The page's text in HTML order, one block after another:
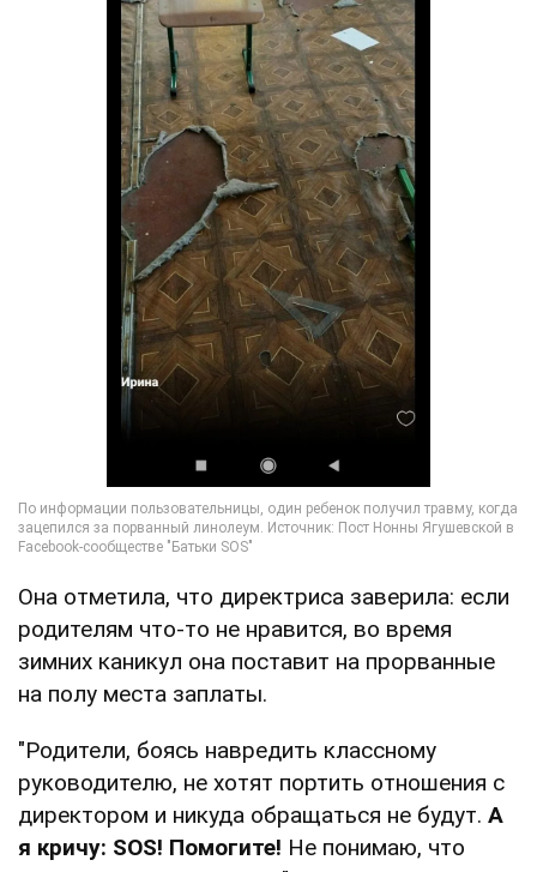
Она отметила, что директриса заверила: если
родителям что-то не нравится, во время
зимних каникул она поставит на прорванные
на полу места заплаты.
"Родители, боясь навредить классному
руководителю, не хотят портить отношения с
директором и никуда обращаться не будут. А
я кричу: SOS! Помогите! Не понимаю, что